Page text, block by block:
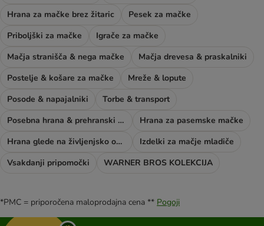
Hrana za mačke brez žitaric
Pesek za mačke
Priboljški za mačke
Igrače za mačke
Mačja stranišča & nega mačke
Mačja drevesa & praskalniki
Postelje & košare za mačke
Mreže & lopute
Posode & napajalniki
Torbe & transport
Posebna hrana & prehranski dodatki
Hrana za pasemske mačke
Hrana glede na življenjsko obdobje mačke
Izdelki za mačje mladiče
Vsakdanji pripomočki
WARNER BROS KOLEKCIJA
*PMC = priporočena maloprodajna cena ** Pogoji